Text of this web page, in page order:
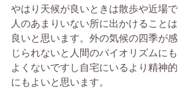
やはり天候が良いときは散歩や近場で
人のあまりいない所に出かけることは
良いと思います。外の気候の四季が感
じられないと人間のバイオリズムにも
よくないですし自宅にいるより精神的
にもよいと思います。